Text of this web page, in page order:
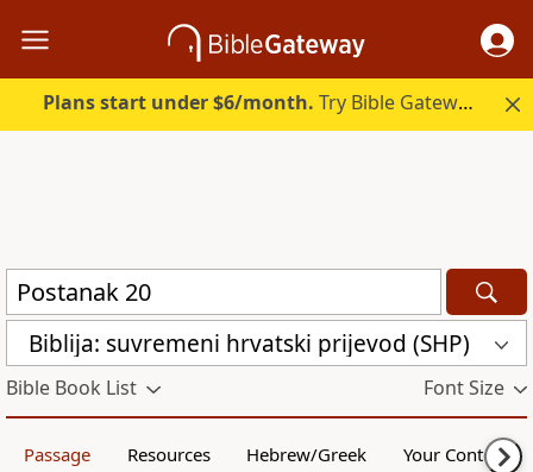
Plans start under $6/month. Try Bible Gateway Plus.
Biblija: suvremeni hrvatski prijevod (SHP)
Bible Book List Font Size
Passage Resources Hebrew/Greek Your Content